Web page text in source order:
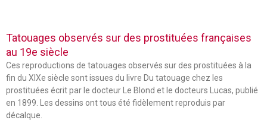
Tatouages observés sur des prostituées françaises
au 19e siècle
Ces reproductions de tatouages observés sur des prostituées à la
fin du XIXe siècle sont issues du livre Du tatouage chez les
prostituées écrit par le docteur Le Blond et le docteurs Lucas, publié
en 1899. Les dessins ont tous été fidèlement reproduis par
décalque.